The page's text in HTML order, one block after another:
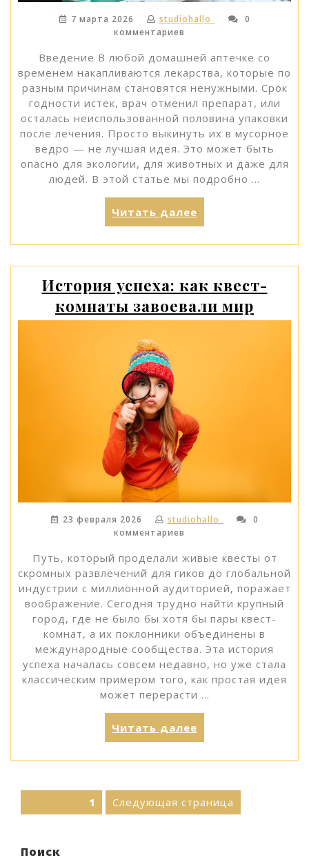
7 марта 2026 studiohallo_
0
комментариев
Введение В любой домашней аптечке со
временем накапливаются лекарства, которые по
разным причинам становятся ненужными. Срок
годности истек, врач отменил препарат, или
осталась неиспользованной половина упаковки
после лечения. Просто выкинуть их в мусорное
ведро — не лучшая идея. Это может быть
опасно для экологии, для животных и даже для
людей. В этой статье мы подробно …
Читать далее
деть
ненужные
и
безопасный
гид»
История успеха: как квест-
комнаты завоевали мир
23 февраля 2026 studiohallo_
0
комментариев
Путь, который проделали живые квесты от
скромных развлечений для гиков до глобальной
индустрии с миллионной аудиторией, поражает
воображение. Сегодня трудно найти крупный
город, где не было бы хотя бы пары квест-
комнат, а их поклонники объединены в
международные сообщества. Эта история
успеха началась совсем недавно, но уже стала
классическим примером того, как простая идея
может перерасти …
Читать далее
успеха:
как
комнаты
завоевали
мир»
Пагинация
1 Следующая страница
Поиск